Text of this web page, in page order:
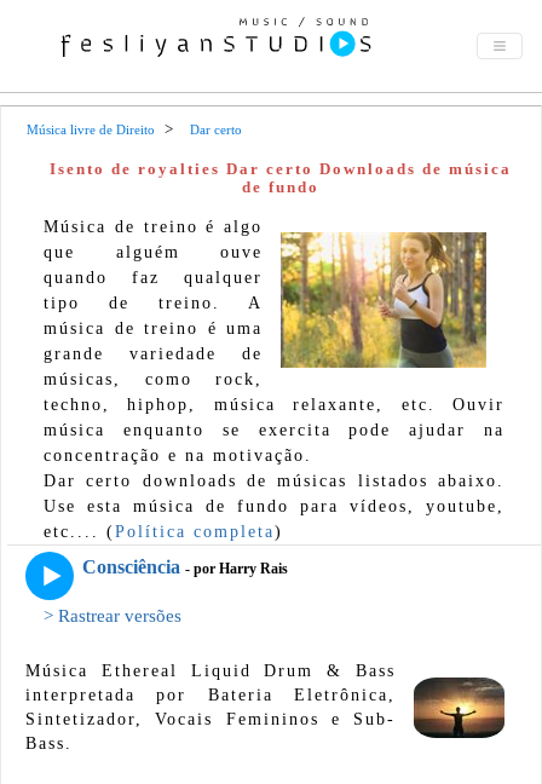
Música livre de Direito Dar certo
Isento de royalties Dar certo Downloads de música
de fundo
Música de treino é algo
que alguém ouve
quando faz qualquer
tipo de treino. A
música de treino é uma
grande variedade de
músicas, como rock,
techno, hiphop, música relaxante, etc. Ouvir
música enquanto se exercita pode ajudar na
concentração e na motivação.
Dar certo downloads de músicas listados abaixo.
Use esta música de fundo para vídeos, youtube,
etc.... (Política completa)
Consciência - por Harry Rais
> Rastrear versões
Música Ethereal Liquid Drum & Bass
interpretada por Bateria Eletrônica,
Sintetizador, Vocais Femininos e Sub-
Bass.